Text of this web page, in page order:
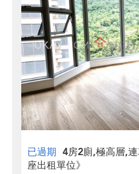
已過期 4房2廁,極高層,
座出租單位》